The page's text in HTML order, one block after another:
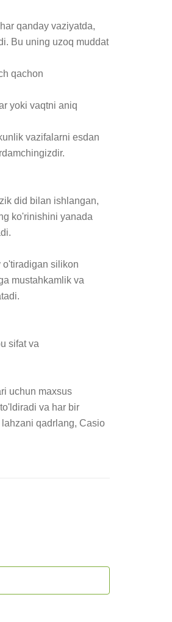
qanday vaziyatda,
Bu uning uzoq muddat
qachon
yoki vaqtni aniq
vazifalarni esdan
did bilan ishlangan,
ko'rinishini yanada
silikon
mustahkamlik va
sifat va
uchun maxsus
va har bir
qadrlang, Casio